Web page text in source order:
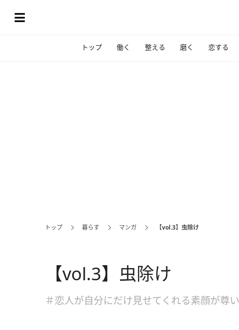
トップ 働く 整える 磨く 恋する
トップ 暮らす マンガ 【vol.3】虫除け
【vol.3】虫除け
＃恋人が自分にだけ見せてくれる素顔が尊い